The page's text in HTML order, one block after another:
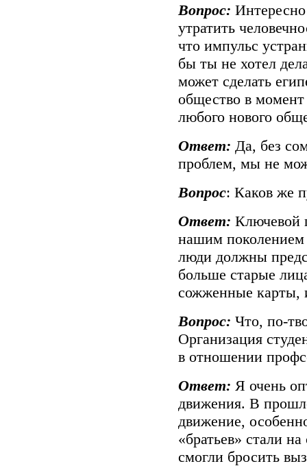
Вопрос:
утратить
что импульс
бы ты не хотел
может сделать
общество в
любого нового
Ответ: Да, без
проблем, мы не
Вопрос: Каков же
Ответ: Ключевой
нашим
люди должны
больше старые
сожженные карты,
Вопрос: Что, по-
Организация
в отношении
Ответ: Я очень
движения. В
движение,
«братьев» стали
смогли бросить